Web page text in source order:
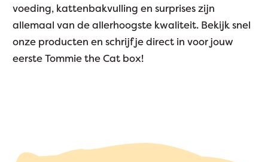
voeding, kattenbakvulling en surprises zijn
allemaal van de allerhoogste kwaliteit. Bekijk snel
onze producten en schrijf je direct in voor jouw
eerste Tommie the Cat box!